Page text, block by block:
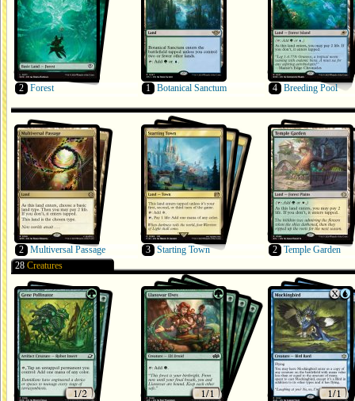
2 Forest 1 Botanical Sanctum 4 Breeding Pool
2 Multiversal Passage 3 Starting Town 2 Temple Garden
28 Creatures